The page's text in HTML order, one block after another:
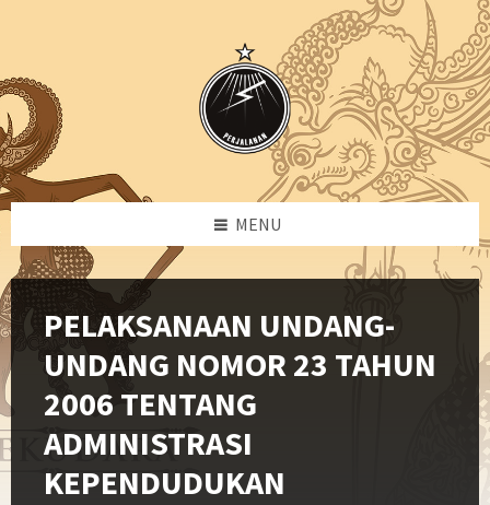
MENU
PELAKSANAAN UNDANG-
UNDANG NOMOR 23 TAHUN
2006 TENTANG
ADMINISTRASI
KEPENDUDUKAN